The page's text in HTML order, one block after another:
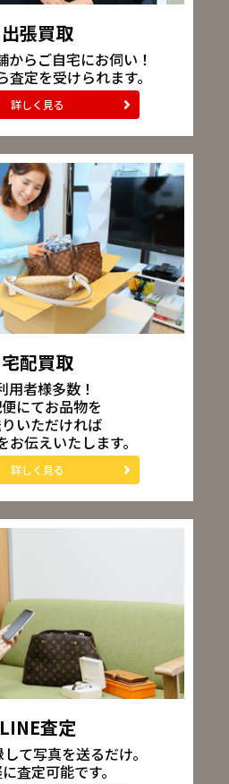
出張買取
からご自宅にお伺い！
査定を受けられます。
詳しく見る
宅配買取
用者様多数！
にてお品物を
いただければ
お伝えいたします。
詳しく見る
LINE査定
て写真を送るだけ。
査定可能です。